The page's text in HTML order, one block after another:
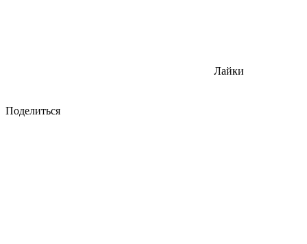
Лайки
Поделиться